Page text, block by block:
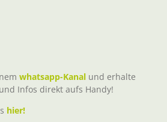
whatsapp-Kanal und erhalte
Infos direkt aufs Handy!
hier!